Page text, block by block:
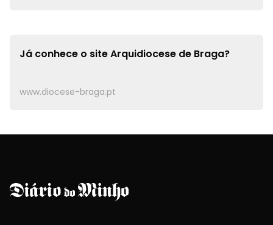
Já conhece o siteArquidiocese de Braga?
www.diocese-braga.pt